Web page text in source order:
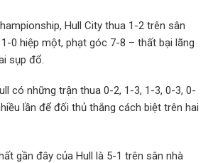
Hull City thua 1-2 trên sân
0 hiệp một, phạt góc 7-8 – thất bại lãng
sụp đổ.
có những trận thua 0-2, 1-3, 1-3, 0-3, 0-
lần để đối thủ thắng cách biệt trên hai
gần đây của Hull là 5-1 trên sân nhà